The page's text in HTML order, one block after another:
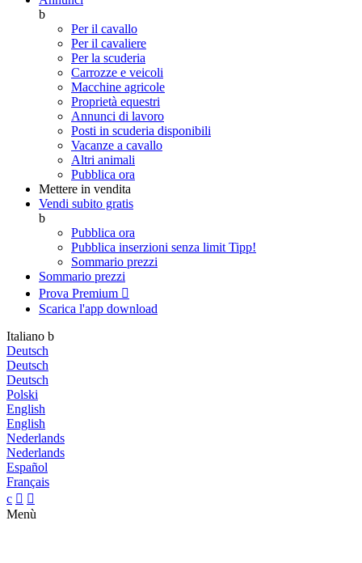
b
Per il cavallo
Per il cavaliere
Per la scuderia
Carrozze e veicoli
Macchine agricole
Proprietà equestri
Annunci di lavoro
Posti in scuderia disponibili
Vacanze a cavallo
Altri animali
Pubblica ora
Mettere in vendita
Vendi subito gratis
b
Pubblica ora
Pubblica inserzioni senza limit Tipp!
Sommario prezzi
Sommario prezzi
Prova Premium 
Scarica l'app download
Italiano b
Deutsch
Deutsch
Deutsch
Polski
English
English
Nederlands
Nederlands
Español
Français
c  
Menù